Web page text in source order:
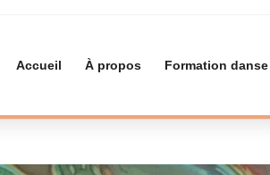
Accueil À propos Formation